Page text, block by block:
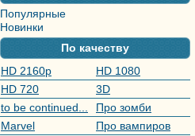
Популярные
Новинки
По качеству
HD 2160р
HD 1080
HD 720
3D
to be continued...
Про зомби
Marvel
Про вампиров